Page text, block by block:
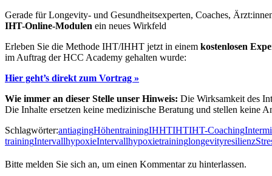
Gerade für Longevity- und Gesundheitsexperten, Coaches,
IHT-Online-Modulen ein neues Wirkfeld
Erleben Sie die Methode IHT/IHHT jetzt in einem kostenlosen
im Auftrag der HCC Academy gehalten wurde:
Hier geht’s direkt zum Vortrag »
Wie immer an dieser Stelle unser Hinweis: Die Wirksamkeit des
Die Inhalte ersetzen keine medizinische Beratung und stellen keine
Schlagwörter:antiagingHöhentrainingIHHTIHTIHT-Coaching
trainingIntervallhypoxieIntervallhypoxietraininglongevityresilienz
Bitte melden Sie sich an, um einen Kommentar zu hinterlassen.